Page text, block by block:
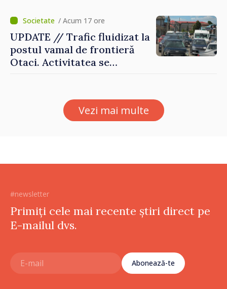
/ Acum 17 ore
UPDATE // Trafic fluidizat la
postul vamal de frontieră
Otaci. Activitatea se
Vezi mai multe
#newsletter
Primiți cele mai recente știri direct pe
E-mailul dvs.
Abonează-te